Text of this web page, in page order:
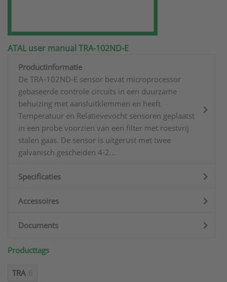
ATAL user manual TRA-102ND-E
Productinformatie
De TRA-102ND-E sensor bevat microprocessor
gebaseerde controle circuits in een duurzame
behuizing met aansluitklemmen en heeft
Temperatuur en Relatievevocht sensoren geplaatst
in een probe voorzien van een filter met roestvrij
stalen gaas. De sensor is uitgerust met twee
galvanisch gescheiden 4-2...
Specificaties
Accessoires
Documents
Producttags
TRA 6